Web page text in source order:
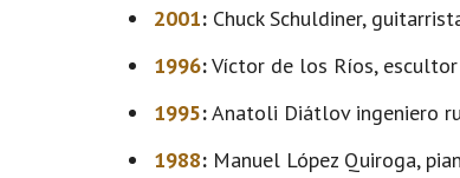
2001: Chuck Schuldiner,
1996:Víctor de los Ríos,
1995:Anatoli Diátlov ingeniero
1988: Manuel López Quiroga,